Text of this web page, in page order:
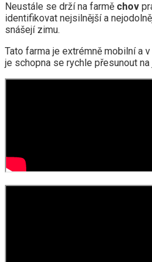
Neustále se drží na farmě chov
identifikovat nejsilnější a
snášejí zimu.
Tato farma je extrémně mobilní a
je schopna se rychle přesunout